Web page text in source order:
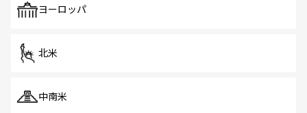
で、ホーカーズは地元の風情を楽しめる外せないスポット
ヨーロッパ
北米
中南米